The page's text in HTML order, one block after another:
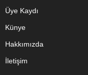
Üye Kaydı
Künye
Hakkımızda
İletişim